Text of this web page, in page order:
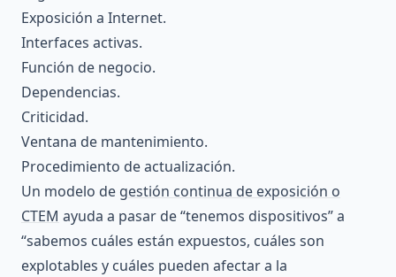
Exposición a Internet.
Interfaces activas.
Función de negocio.
Dependencias.
Criticidad.
Ventana de mantenimiento.
Procedimiento de actualización.
Un modelo de gestión continua de exposición o
CTEM ayuda a pasar de “tenemos dispositivos” a
“sabemos cuáles están expuestos, cuáles son
explotables y cuáles pueden afectar a la